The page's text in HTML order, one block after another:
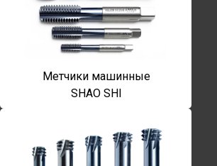
Метчики машинные
SHAO SHI